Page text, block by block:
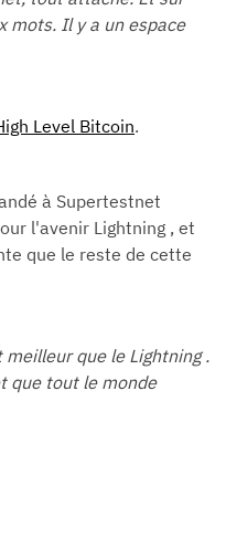
mots. Il y a un espace
Level Bitcoin.
à Supertestnet
l'avenir Lightning , et
que le reste de cette
que le Lightning .
que tout le monde